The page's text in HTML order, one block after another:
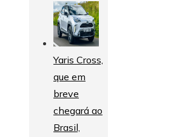
Yaris Cross,
que em
breve
chegará ao
Brasil,